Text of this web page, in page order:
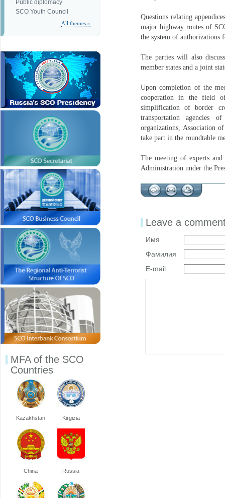
Public diplomacy
SCO Youth Council
All themes »
MFA of the SCO
Countries
Kazakhstan Kirgizia
China Russia
Questions relating
major highway routes of
the system of authorizations
The parties will also
member states and a joint
Upon completion of the
cooperation in the field
simplification of border
transportation agencies
organizations, Association
take part in the roundtable
The meeting of experts
Administration under the
Leave a
Имя
Фамилия
E-mail